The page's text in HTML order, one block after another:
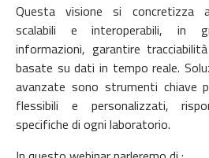
Questa visione si concretizza
scalabili e interoperabili, in
informazioni, garantire
basate su dati in tempo reale.
avanzate sono strumenti chiave
flessibili e personalizzati,
specifiche di ogni laboratorio.